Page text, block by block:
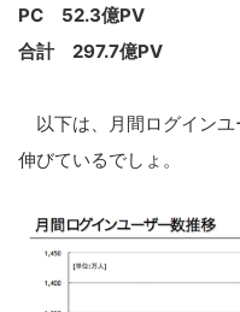
PC 52.3億PV
合計 297.7億PV
以下は、月間ログインユ
伸びているでしょ。